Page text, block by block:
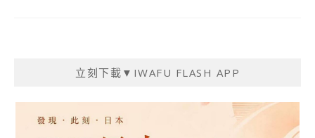
立刻下載▼IWAFU FLASH APP